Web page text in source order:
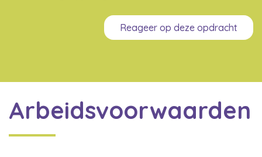
Reageer op deze opdracht
Arbeidsvoorwaarden